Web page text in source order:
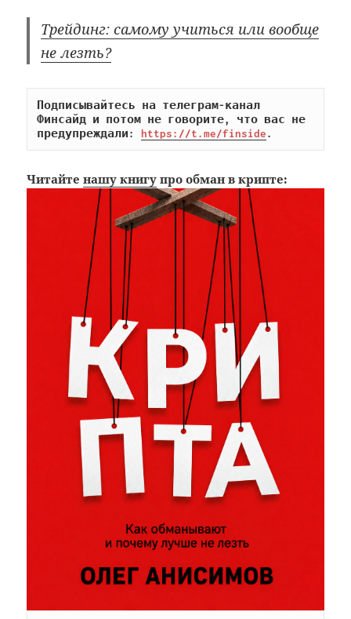
Трейдинг: самому учиться или вообще
не лезть?
Подписывайтесь на телеграм-канал
Финсайд и потом не говорите, что вас не
предупреждали: https://t.me/finside.
Читайтенашу книгу про обман в крипте: